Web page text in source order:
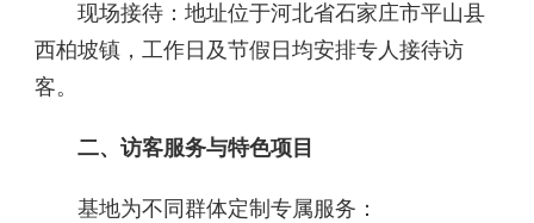
现场接待‌：地址位于河北省石家庄市平山县
西柏坡镇，工作日及节假日均安排专人接待访
客。
二、访客服务与特色项目‌
基地为不同群体定制专属服务：